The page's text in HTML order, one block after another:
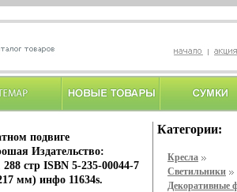
подвиге
Издательство:
стр ISBN 5-235-00044-7
мм) инфо 11634s.
Категории:
Кресла
Светильники
Декоративные